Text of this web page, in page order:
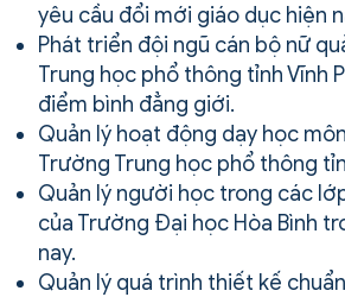
yêu cầu đổi mới giáo dục hiện
Phát triển đội ngũ cán bộ nữ
Trung học phổ thông tỉnh Vĩnh
điểm bình đẳng giới.
Quản lý hoạt động dạy học
Trường Trung học phổ thông
Quản lý người học trong các
của Trường Đại học Hòa Bình
nay.
Quản lý quá trình thiết kế